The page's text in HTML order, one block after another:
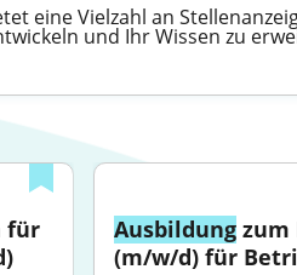
eine Vielzahl an
und Ihr Wissen zu
für
Ausbildung zum
(m/w/d) für